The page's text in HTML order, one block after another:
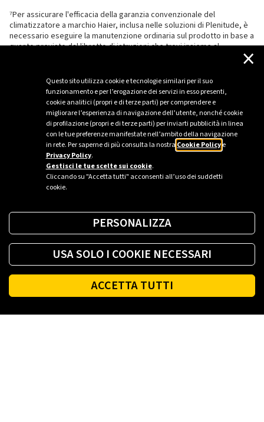
Questo sito utilizza cookie e tecnologie similari per il suo
funzionamento e per l’erogazione dei servizi in esso presenti,
cookie analitici (propri e di terze parti) per comprendere e
migliorare l’esperienza di navigazione dell’utente, nonché cookie
di profilazione (propri e di terze parti) per inviarti pubblicità in linea
con le tue preferenze manifestate nell’ambito della navigazione
in rete. Per saperne di più consulta la nostra Cookie Policye
Privacy Policy.
Gestisci le tue scelte sui cookie.
Cliccando su "Accetta tutti" acconsenti all’uso dei suddetti
cookie.
×
PERSONALIZZA
USA SOLO I COOKIE NECESSARI
ACCETTA TUTTI
⁷Per assicurare l'efficacia della garanzia convenzionale del
climatizzatore a marchio Haier, inclusa nelle soluzioni di Plenitude, è
necessario eseguire la manutenzione ordinaria sul prodotto in base a
quanto previsto dal libretto di istruzioni che trovi insieme al